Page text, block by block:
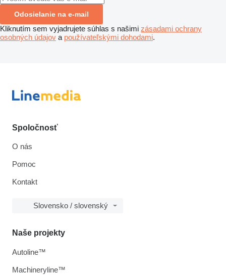
Odosielanie na e-mail
Kliknutím sem vyjadrujete súhlas s našimi zásadami ochrany
osobných údajov a používateľskými dohodami.
Spoločnosť
O nás
Pomoc
Kontakt
Slovensko / slovenský
Naše projekty
Autoline™
Machineryline™